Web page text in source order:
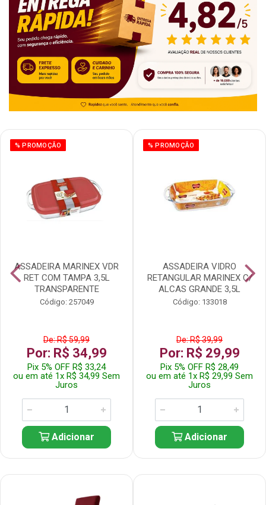
% PROMOÇÃO
ASSADEIRA MARINEX VDR
RET COM TAMPA 3,5L
TRANSPARENTE
Código: 257049
De: R$ 59,99
Por: R$ 34,99
Pix 5% OFF R$ 33,24
ou em até 1x R$ 34,99 Sem
Juros
Adicionar
% PROMOÇÃO
ASSADEIRA VIDRO
RETANGULAR MARINEX C/
ALCAS GRANDE 3,5L
Código: 133018
De: R$ 39,99
Por: R$ 29,99
Pix 5% OFF R$ 28,49
ou em até 1x R$ 29,99 Sem
Juros
Adicionar